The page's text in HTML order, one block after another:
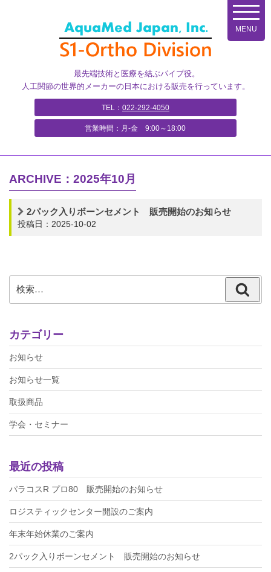
最先端技術と医療を結ぶパイプ役。
人工関節の世界的メーカーの日本における販売を行っています。
TEL： 022-292-4050
営業時間：月-金 9:00～18:00
ARCHIVE：2025年10月
2パック入りボーンセメント 販売開始のお知らせ
投稿日：2025-10-02
索:
索
カテゴリー
お知らせ
お知らせ一覧
取扱商品
学会・セミナー
最近の投稿
パラコスR プロ80 販売開始のお知らせ
ロジスティックセンター開設のご案内
年末年始休業のご案内
2パック入りボーンセメント 販売開始のお知らせ